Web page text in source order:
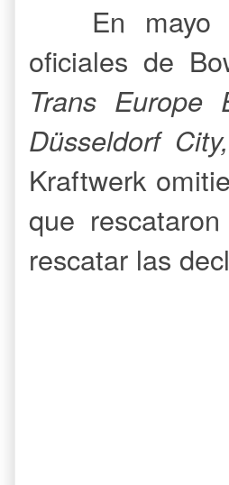
En mayo
oficiales de
Trans Europe
Düsseldorf
Kraftwerk
que
rescatar las